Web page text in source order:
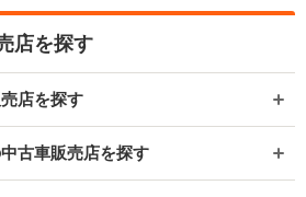
店を探す
店を探す
古車販売店を探す